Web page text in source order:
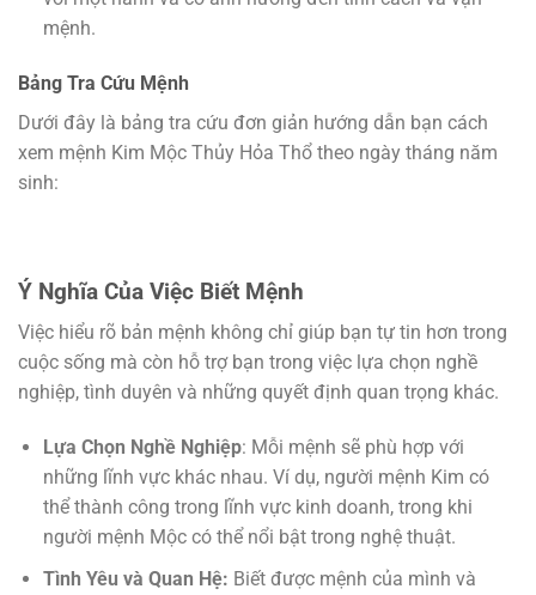
mệnh.
Bảng Tra Cứu Mệnh
Dưới đây là bảng tra cứu đơn giản hướng dẫn bạn cách
xem mệnh Kim Mộc Thủy Hỏa Thổ theo ngày tháng năm
sinh:
Ý Nghĩa Của Việc Biết Mệnh
Việc hiểu rõ bản mệnh không chỉ giúp bạn tự tin hơn trong
cuộc sống mà còn hỗ trợ bạn trong việc lựa chọn nghề
nghiệp, tình duyên và những quyết định quan trọng khác.
Lựa Chọn Nghề Nghiệp: Mỗi mệnh sẽ phù hợp với
những lĩnh vực khác nhau. Ví dụ, người mệnh Kim có
thể thành công trong lĩnh vực kinh doanh, trong khi
người mệnh Mộc có thể nổi bật trong nghệ thuật.
Tình Yêu và Quan Hệ: Biết được mệnh của mình và